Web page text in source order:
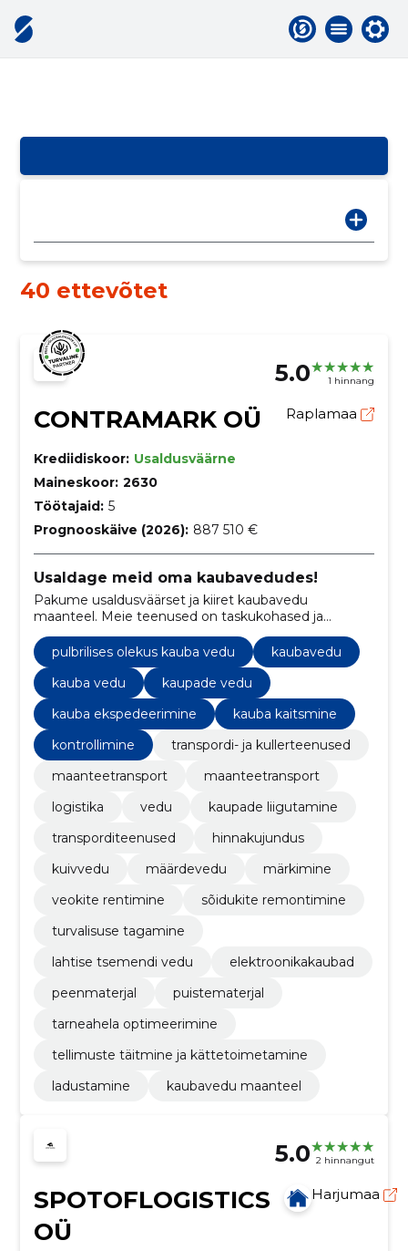
40 ettevõtet
5.0 1 hinnang
CONTRAMARK OÜ Raplamaa
Krediidiskoor: Usaldusväärne
Maineskoor: 2630
Töötajaid: 5
Prognooskäive (2026): 887 510 €
Usaldage meid oma kaubavedudes!
Pakume usaldusväärset ja kiiret kaubavedu
maanteel. Meie teenused on taskukohased ja
vastavad kõrgetele standarditele.
pulbrilises olekus kauba vedu
kaubavedu
kauba vedu
kaupade vedu
kauba ekspedeerimine
kauba kaitsmine
kontrollimine
transpordi- ja kullerteenused
maanteetransport
maanteetransport
logistika
vedu
kaupade liigutamine
transporditeenused
hinnakujundus
kuivvedu
määrdevedu
märkimine
veokite rentimine
sõidukite remontimine
turvalisuse tagamine
lahtise tsemendi vedu
elektroonikakaubad
peenmaterjal
puistematerjal
tarneahela optimeerimine
tellimuste täitmine ja kättetoimetamine
ladustamine
kaubavedu maanteel
5.0 2 hinnangut
SPOTOFLOGISTICS
OÜ
Harjumaa